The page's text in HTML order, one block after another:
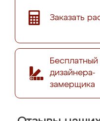
Заказать
Бесплатный
дизайнера-
замерщика